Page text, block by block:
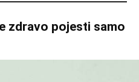
zdravo pojesti samo